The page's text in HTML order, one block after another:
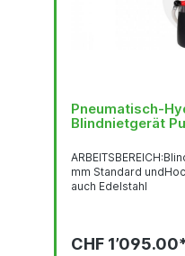
Pneumatisch-
Blindnietgerät
mm Standard
auch Edelstahl
CHF